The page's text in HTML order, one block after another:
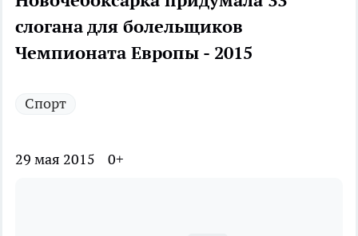
слогана для болельщиков
Чемпионата Европы - 2015
Спорт
29 мая 2015 0+